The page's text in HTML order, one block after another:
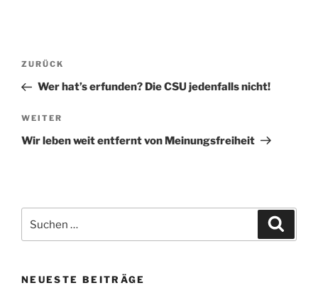
Beitragsnavigation
Vorheriger
Beitrag
ZURÜCK
Wer hat’s erfunden? Die CSU jedenfalls nicht!
Nächster
Beitrag
WEITER
Wir leben weit entfernt von Meinungsfreiheit
nach:
NEUESTE BEITRÄGE